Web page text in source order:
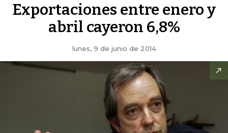
Exportaciones entre enero y
abril cayeron 6,8%
lunes, 9 de junio de 2014